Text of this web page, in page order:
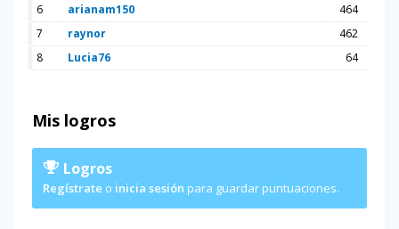
6
arianam150
464
7
raynor
462
8
Lucia76 64
Mis logros
Logros
Regístrate o inicia sesión para guardar puntuaciones.